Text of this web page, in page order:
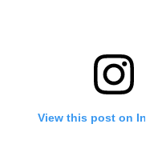
View this post on